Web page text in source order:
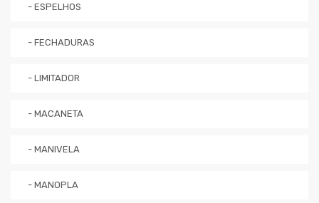
- ESPELHOS
- FECHADURAS
- LIMITADOR
- MACANETA
- MANIVELA
- MANOPLA